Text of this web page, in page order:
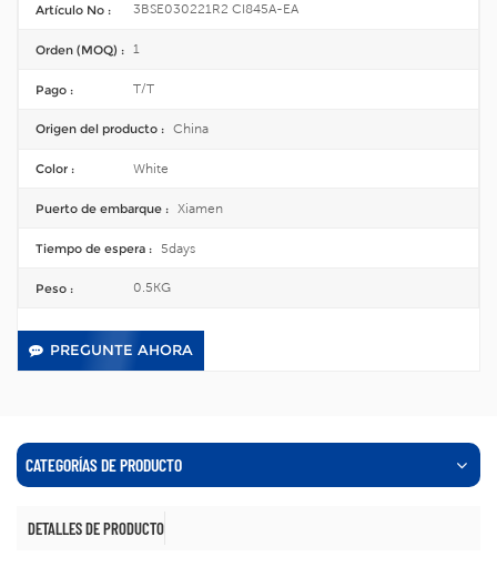
Artículo No : 3BSE030221R2 CI845A-EA
Orden (MOQ) : 1
Pago : T/T
Origen del producto : China
Color : White
Puerto de embarque : Xiamen
Tiempo de espera : 5days
Peso : 0.5KG
PREGUNTE AHORA
CATEGORÍAS DE PRODUCTO
DETALLES DE PRODUCTO